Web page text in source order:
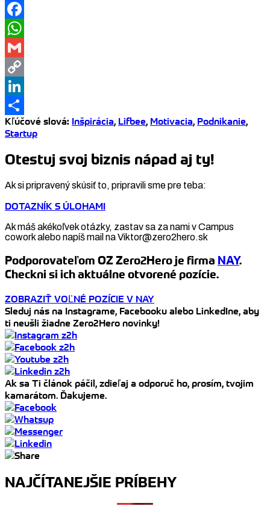
Facebook
WhatsApp
Gmail
Copy
Link
LinkedIn
Share
Kľúčové slová: Inšpirácia, Lifbee, Motivacia, Podnikanie,
Startup
Otestuj svoj biznis nápad aj ty!
Ak si pripravený skúsiť to, pripravili sme pre teba:
DOTAZNÍK S ÚLOHAMI
Ak máš akékoľvek otázky, zastav sa za nami v Campus
cowork alebo napíš mail na Viktor@zero2hero.sk
Podporovateľom OZ Zero2Hero je firma NAY.
Checkni si ich aktuálne otvorené pozície.
ZOBRAZIŤ VOĽNÉ POZÍCIE V NAY
Sleduj nás na Instagrame, Facebooku alebo LinkedIne, aby
ti neušli žiadne Zero2Hero novinky!
Ak sa Ti článok páčil, zdieľaj a odporuč ho, prosím, tvojim
kamarátom. Ďakujeme.
NAJČÍTANEJŠIE PRÍBEHY